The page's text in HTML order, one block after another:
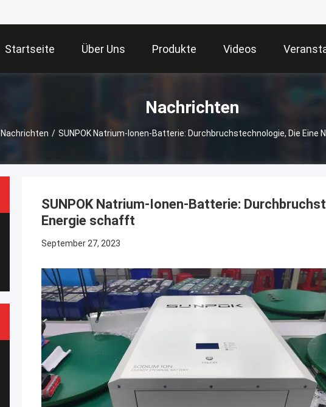
Startseite Über Uns Produkte Videos
Nachrichten
Nachrichten / SUNPOK Natrium-Ionen-Batterie: Durchbruchstechnologie, Die Eine
SUNPOK Natrium-Ionen-Batterie:
Energie schafft
September 27, 2023